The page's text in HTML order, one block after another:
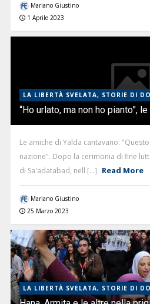
Mariano Giustino
1 Aprile 2023
LA LIBERTÀ SVELATA, STORIE DI
“Ho urlato, ma non ho pianto”,
Le amiche di Yalda cantavano:
nazione". Dopo la cerimonia di fine
di Sa'adatabad, nell [...] Read More
Mariano Giustino
25 Marzo 2023
LA LIBERTÀ SVELATA, STORIE DI